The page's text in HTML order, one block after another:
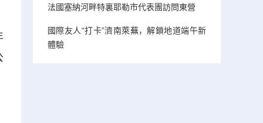
法國塞納河畔特裏耶勒市代表團訪問東營
國際友人“打卡”濟南萊蕪，解鎖地道端午新
體驗